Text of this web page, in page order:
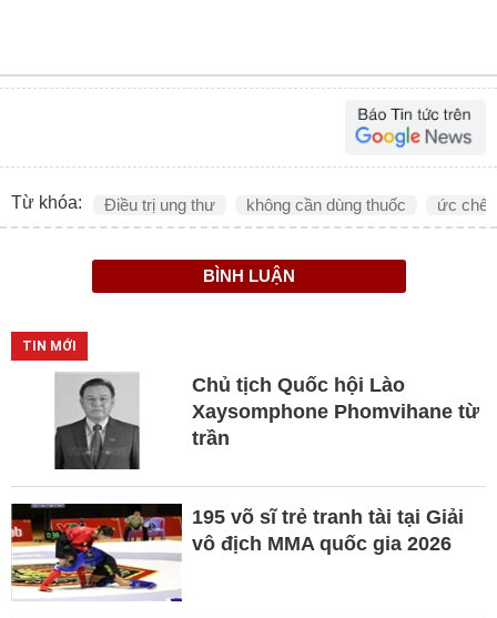
Từ khóa: Điều trị ung thư không cần dùng thuốc ức chế
BÌNH LUẬN
TIN MỚI
Chủ tịch Quốc hội Lào
Xaysomphone Phomvihane từ
trần
195 võ sĩ trẻ tranh tài tại Giải
vô địch MMA quốc gia 2026